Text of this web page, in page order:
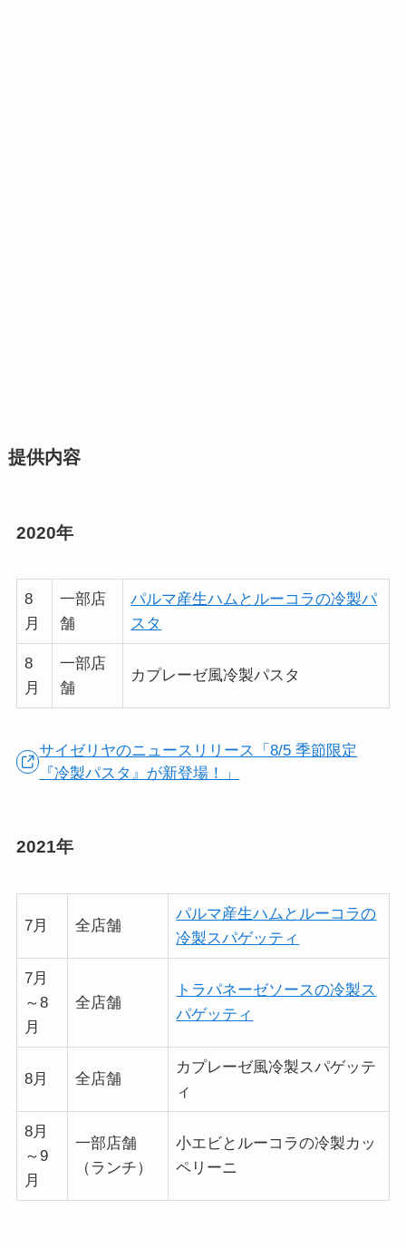
提供内容
2020年
8
月
一部店
舗
パルマ産生ハムとルーコラの冷製パ
スタ
8
月
一部店
舗
カプレーゼ風冷製パスタ
サイゼリヤのニュースリリース「8/5 季節限定
『冷製パスタ』が新登場！」
2021年
7月 全店舗
パルマ産生ハムとルーコラの
冷製スパゲッティ
7月
～8
月
全店舗
トラパネーゼソースの冷製ス
パゲッティ
8月 全店舗
カプレーゼ風冷製スパゲッテ
ィ
8月
～9
月
一部店舗
（ランチ）
小エビとルーコラの冷製カッ
ペリーニ